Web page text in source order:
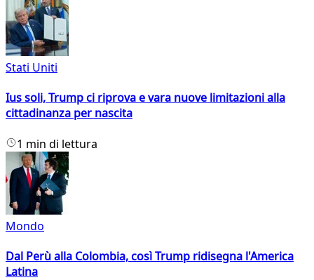
Stati Uniti
Ius soli, Trump ci riprova e vara nuove limitazioni alla
cittadinanza per nascita
1 min di lettura
Mondo
Dal Perù alla Colombia, così Trump ridisegna l'America
Latina